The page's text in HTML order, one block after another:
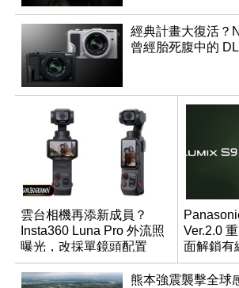
經典計畫大復活？
曾經胎死腹中的
雲台相機再添新成員？
Insta360 Luna Pro 外流照
曝光，改採單鏡頭配置
Ver.2.0
面解鎖有
調編輯
熊本強震襲擊全球